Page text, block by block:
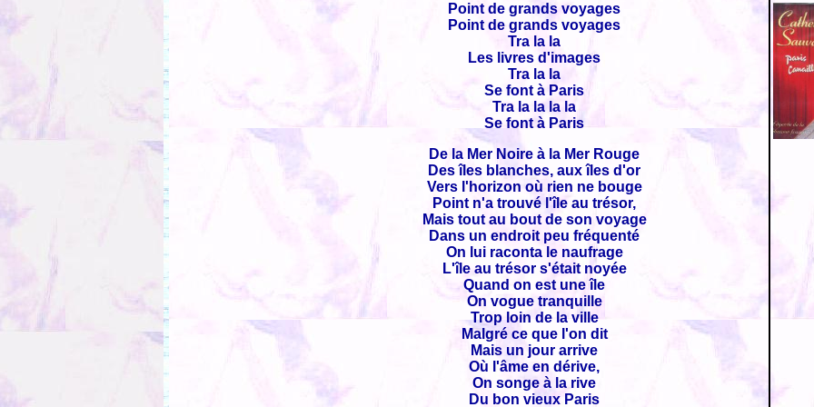
Point de grands voyages
Point de grands voyages
Tra la la
Les livres d'images
Tra la la
Se font à Paris
Tra la la la la
Se font à Paris
De la Mer Noire à la Mer Rouge
Des îles blanches, aux îles d'or
Vers l'horizon où rien ne bouge
Point n'a trouvé l'île au trésor,
Mais tout au bout de son voyage
Dans un endroit peu fréquenté
On lui raconta le naufrage
L'île au trésor s'était noyée
Quand on est une île
On vogue tranquille
Trop loin de la ville
Malgré ce que l'on dit
Mais un jour arrive
Où l'âme en dérive,
On songe à la rive
Du bon vieux Paris